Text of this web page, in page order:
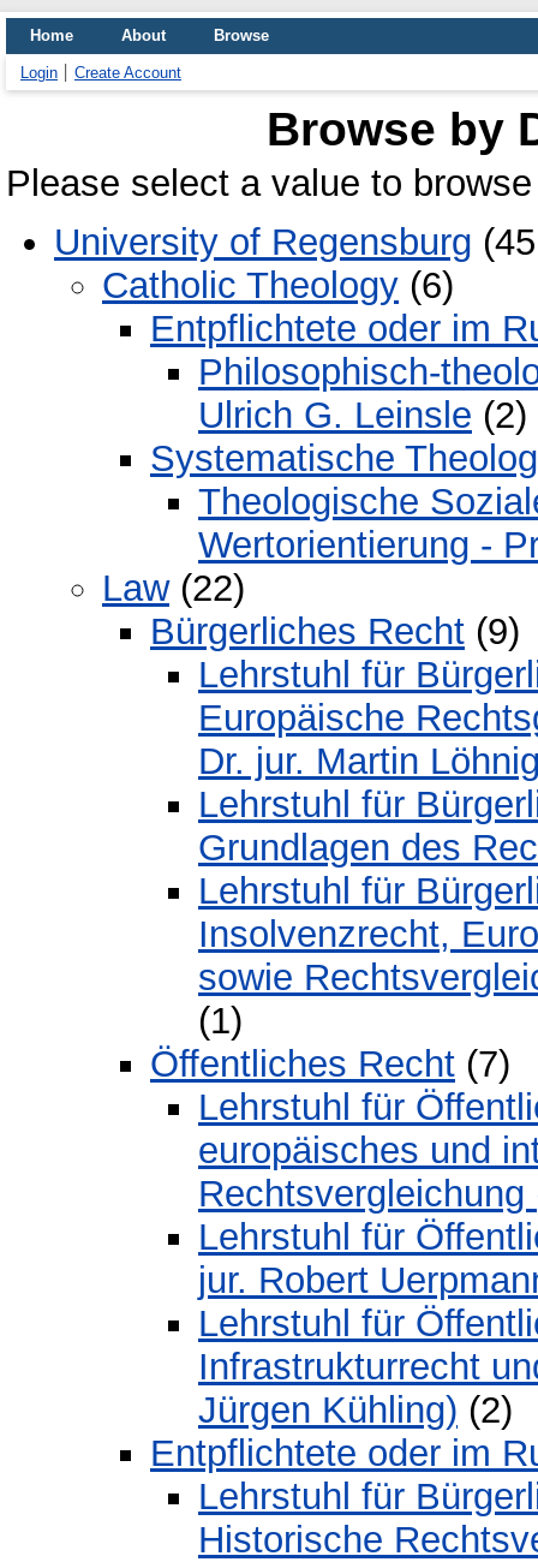
Home About Browse
Login Create Account
Browse by
Please select a value to
University of Regensburg
Catholic Theology (6)
Entpflichtete oder im
Philosophisch-
Ulrich G. Leinsle (2)
Systematische
Theologische
Wertorientierung -
Law(22)
Bürgerliches Recht (9)
Lehrstuhl für
Europäische
Dr. jur. Martin
Lehrstuhl für
Grundlagen des
Lehrstuhl für
Insolvenzrecht,
sowie
(1)
Öffentliches Recht (7)
Lehrstuhl für
europäisches und
Lehrstuhl für
jur. Robert
Lehrstuhl für
Infrastrukturrecht
Jürgen Kühling) (2)
Entpflichtete oder im
Lehrstuhl für
Historische